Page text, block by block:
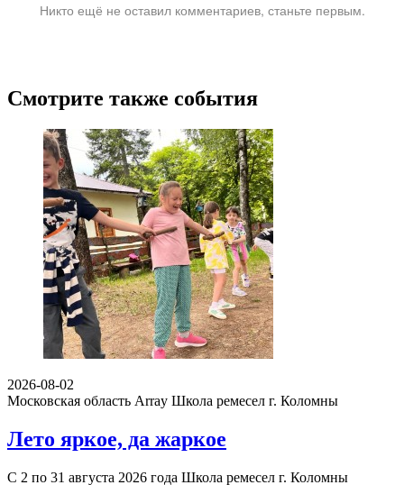
Никто ещё не оставил комментариев, станьте первым.
Смотрите также события
2026-08-02
Московская область Array Школа ремесел г. Коломны
Лето яркое, да жаркое
С 2 по 31 августа 2026 года Школа ремесел г. Коломны